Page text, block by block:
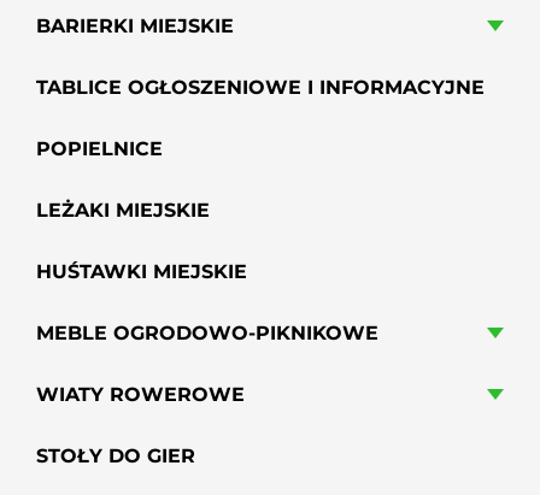
BARIERKI MIEJSKIE
TABLICE OGŁOSZENIOWE I INFORMACYJNE
POPIELNICE
LEŻAKI MIEJSKIE
HUŚTAWKI MIEJSKIE
MEBLE OGRODOWO-PIKNIKOWE
WIATY ROWEROWE
STOŁY DO GIER